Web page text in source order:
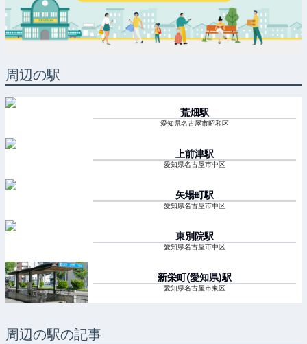
周辺の駅
荒畑駅
愛知県名古屋市昭和区
上前津駅
愛知県名古屋市中区
矢場町駅
愛知県名古屋市中区
東別院駅
愛知県名古屋市中区
新栄町(愛知県)駅
愛知県名古屋市東区
周辺の駅の記事